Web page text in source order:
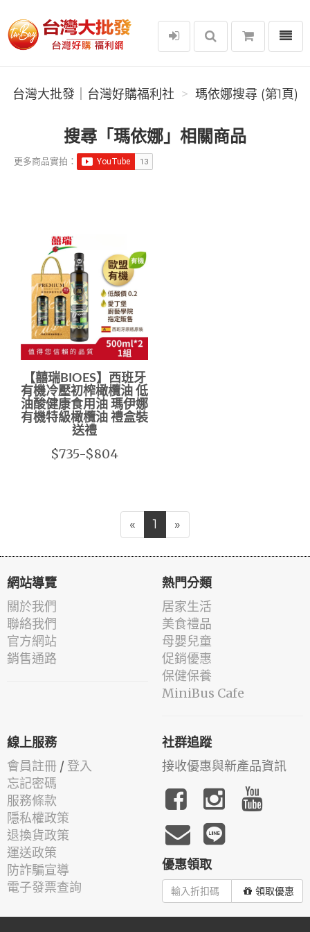
台灣大批發｜台灣好購福利社
選單
台灣大批發｜台灣好購福利社 瑪依娜搜尋 (第1頁)
搜尋「瑪依娜」相關商品
更多商品實拍：
【囍瑞BIOES】西班牙
有機冷壓初榨橄欖油 低
油酸健康食用油 瑪伊娜
有機特級橄欖油 禮盒裝
送禮
$735-$804
« 1 »
網站導覽
關於我們
聯絡我們
官方網站
銷售通路
熱門分類
居家生活
美食禮品
母嬰兒童
促銷優惠
保健保養
MiniBus Cafe
線上服務
會員註冊 / 登入
忘記密碼
服務條款
隱私權政策
退換貨政策
運送政策
防詐騙宣導
電子發票查詢
社群追蹤
接收優惠與新產品資訊
優惠領取
領取優惠